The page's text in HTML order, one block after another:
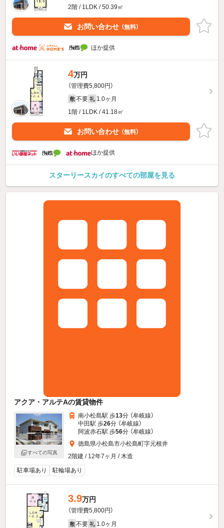
2階 / 1LDK / 50.39㎡
お問い合わせ （無料）
ほか提供
4万円
（管理費5,800円）
敷 不要 礼 1.0ヶ月
1階 / 1LDK / 41.18㎡
お問い合わせ （無料）
ほか提供
スターリースカイのすべての部屋を見る
アクア・アルテAの賃貸物件
すべての写真
南小松島駅 歩13分 （牟岐線）
中田駅 歩26分 （牟岐線）
阿波赤石駅 歩56分 （牟岐線）
徳島県小松島市小松島町字元根井
2階建 / 12年7ヶ月 / 木造
駐車場あり
駐輪場あり
3.9万円
（管理費5,800円）
敷 不要 礼 1.0ヶ月